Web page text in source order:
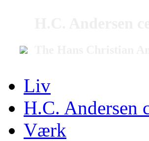
Liv
H.C. Andersen
Værk